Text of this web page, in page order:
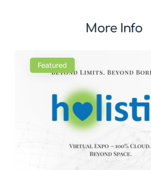
More Info
Featured